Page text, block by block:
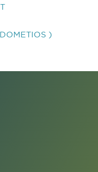
)